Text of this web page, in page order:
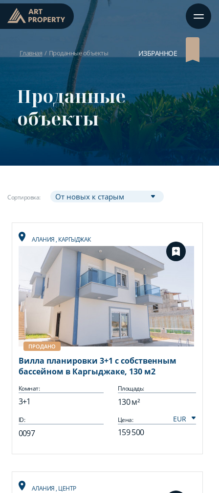
Главная Проданные объекты ИЗБРАННОЕ
Проданные
объекты
Сортировка:
АЛАНИЯ, КАРГЫДЖАК
ПРОДАНО
Вилла планировки 3+1 с собственным
бассейном в Каргыджаке, 130 м2
Комнат:
3+1
Площадь:
130 м²
ID:
0097
Цена:
159 500
АЛАНИЯ, ЦЕНТР